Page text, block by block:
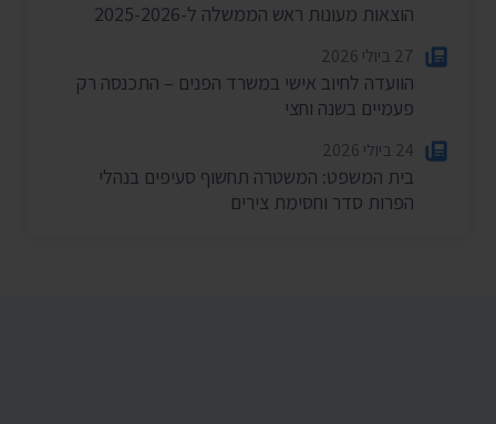
הוצאות מעונות ראש הממשלה ל-2025-2026
27 ביולי 2026
הוועדה לחיוב אישי במשרד הפנים – התכנסה רק
פעמיים בשנה וחצי
24 ביולי 2026
בית המשפט: המשטרה תחשוף סעיפים בנהלי
הפרות סדר וחסימת צירים